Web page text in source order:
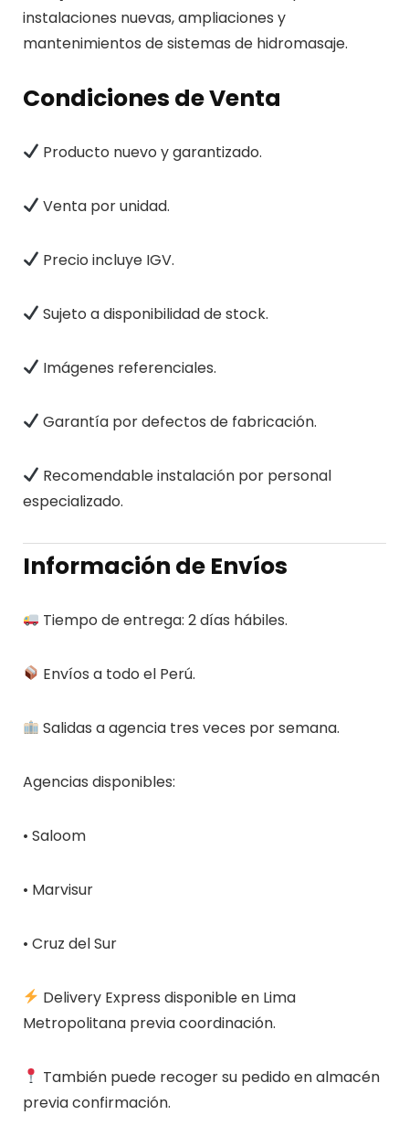
instalaciones nuevas, ampliaciones y
mantenimientos de sistemas de hidromasaje.
Condiciones de Venta
Producto nuevo y garantizado.
Venta por unidad.
Precio incluye IGV.
Sujeto a disponibilidad de stock.
Imágenes referenciales.
Garantía por defectos de fabricación.
Recomendable instalación por personal
especializado.
Información de Envíos
Tiempo de entrega: 2 días hábiles.
Envíos a todo el Perú.
Salidas a agencia tres veces por semana.
Agencias disponibles:
• Saloom
• Marvisur
• Cruz del Sur
Delivery Express disponible en Lima
Metropolitana previa coordinación.
También puede recoger su pedido en almacén
previa confirmación.